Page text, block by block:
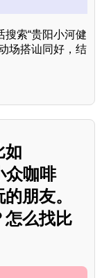
索“贵阳小河健
场搭讪同好，结
如
众咖啡
朋友。
怎么找比